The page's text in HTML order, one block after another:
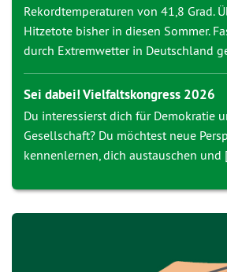
Rekordtemperaturen von 41,8 Grad.
Hitzetote bisher in diesen Sommer.
durch Extremwetter in Deutschland
Sei dabei! Vielfaltskongress 2026
Du interessierst dich für Demokratie
Gesellschaft? Du möchtest neue
kennenlernen, dich austauschen und